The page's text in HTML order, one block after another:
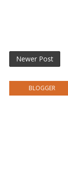
Newer Post
BLOGGER